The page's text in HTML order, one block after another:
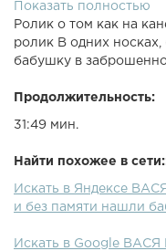
Показать полностью
Ролик о том как на
ролик В одних
бабушку в
Продолжительность:
31:49 мин.
Найти похожее в
Искать в Яндексе
и без памяти нашли
Искать в Google